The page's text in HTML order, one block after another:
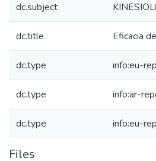
dc.subject
dc.title Eficacia
dc.type info:eu-
dc.type info:ar-
dc.type info:eu-
Files